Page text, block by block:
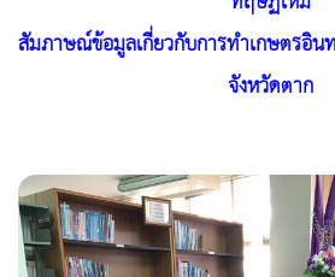
สัมภาษณ์ข้อมูลเกี่ยวกับการทำเกษตรอิ
จังหวัดตาก